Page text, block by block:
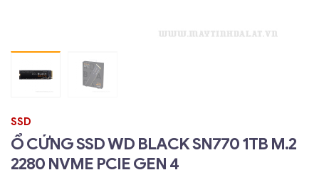
SSD
Ổ CỨNG SSD WD BLACK SN770 1TB M.2
2280 NVME PCIE GEN 4